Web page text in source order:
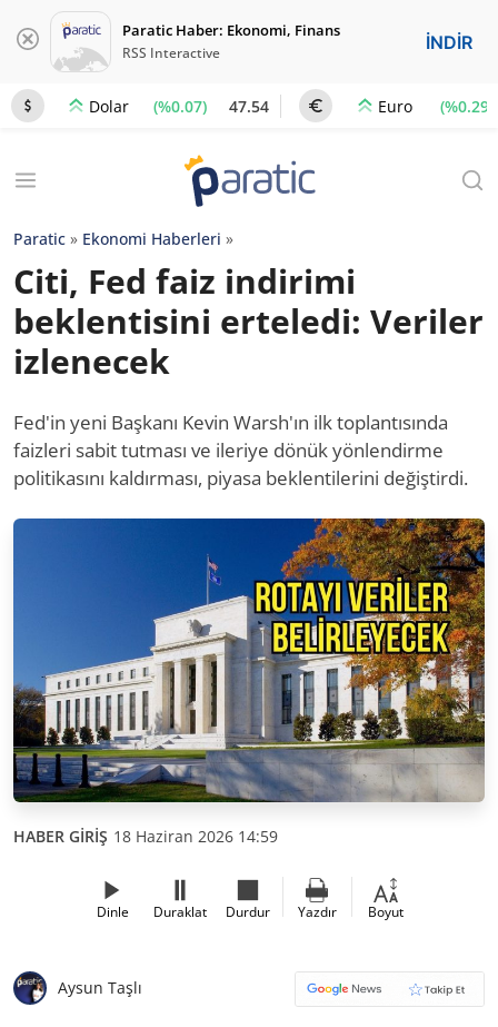
Paratic Haber: Ekonomi, Finans
RSS Interactive İNDİR
Dolar (%0.07) 47.54 Euro (%0.29)
Paratic » Ekonomi Haberleri »
Citi, Fed faiz indirimi
beklentisini erteledi: Veriler
izlenecek
Fed'in yeni Başkanı Kevin Warsh'ın ilk toplantısında
faizleri sabit tutması ve ileriye dönük yönlendirme
politikasını kaldırması, piyasa beklentilerini değiştirdi.
HABER GİRİŞ 18 Haziran 2026 14:59
Dinle Duraklat Durdur Yazdır Boyut
Aysun Taşlı